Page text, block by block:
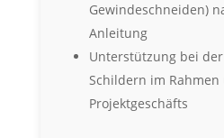
Gewindeschneiden)
Anleitung
Unterstützung bei
Schildern im Rahmen
Projektgeschäfts